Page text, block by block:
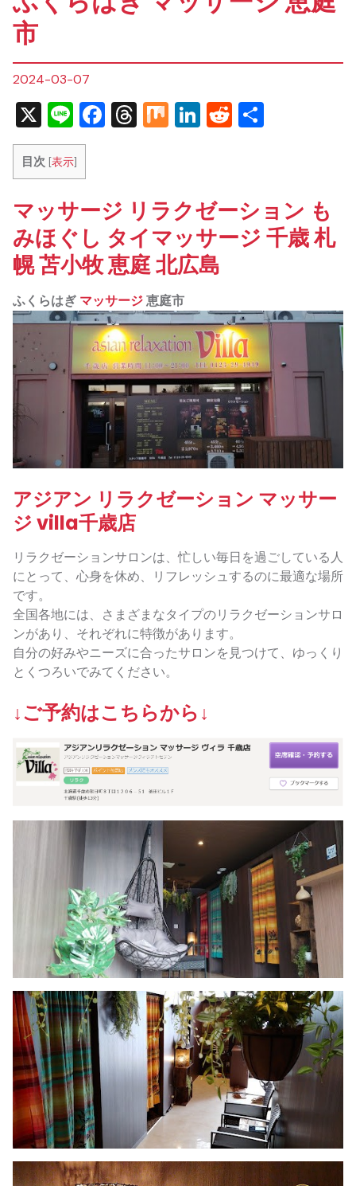
市
2024-03-07
X LineFacebook
Threads
MixLinkedIn
Reddit
目次 [表示]
マッサージ リラクゼーション も
みほぐし タイマッサージ 千歳 札
幌 苫小牧 恵庭 北広島
ふくらはぎ マッサージ恵庭市
アジアン リラクゼーション マッサー
ジ villa千歳店
リラクゼーションサロンは、忙しい毎日を過ごしている人
にとって、心身を休め、リフレッシュするのに最適な場所
です。
全国各地には、さまざまなタイプのリラクゼーションサロ
ンがあり、それぞれに特徴があります。
自分の好みやニーズに合ったサロンを見つけて、ゆっくり
とくつろいでみてください。
↓ご予約はこちらから↓